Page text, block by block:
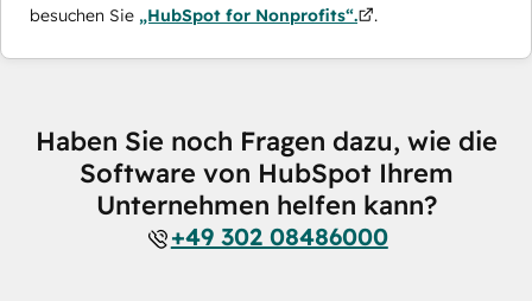
besuchen Sie „HubSpot for Nonprofits“. .
Haben Sie noch Fragen dazu, wie die
Software von HubSpot Ihrem
Unternehmen helfen kann?
+49 302 08486000